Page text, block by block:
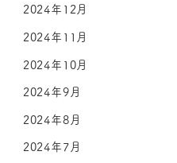
2024年12月
2024年11月
2024年10月
2024年9月
2024年8月
2024年7月